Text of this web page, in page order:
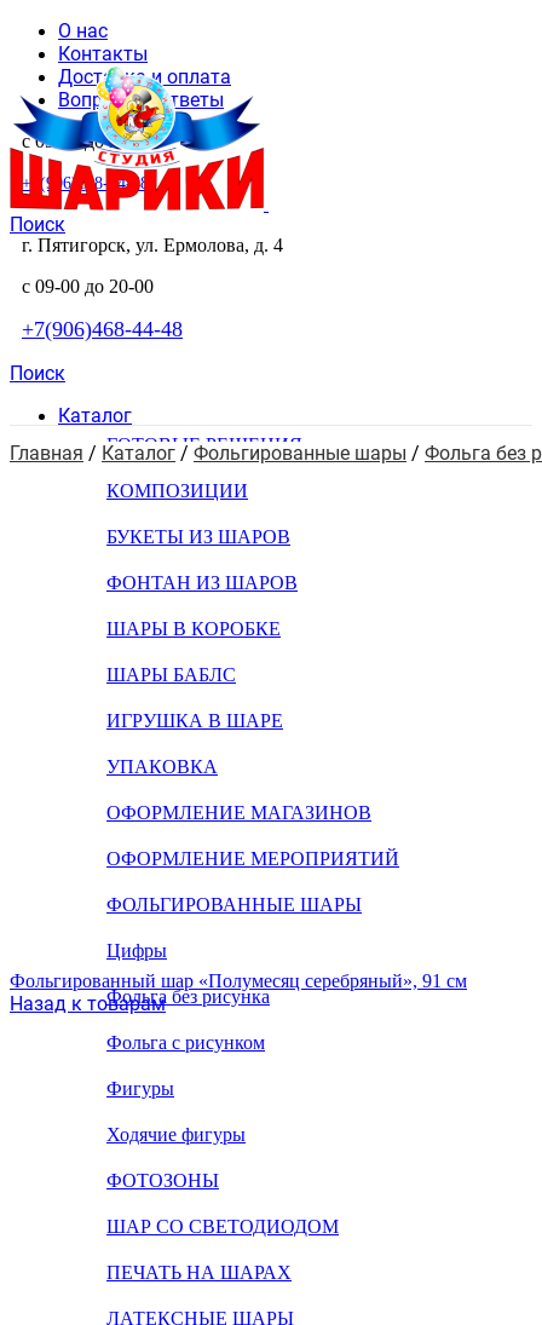
О нас
Контакты
Доставка и оплата
Вопросы и ответы
с 09-00 до 20-00
+7(906)468-44-48
Поиск
г. Пятигорск, ул. Ермолова, д. 4
с 09-00 до 20-00
+7(906)468-44-48
Поиск
Каталог
ГОТОВЫЕ РЕШЕНИЯ
КОМПОЗИЦИИ
БУКЕТЫ ИЗ ШАРОВ
ФОНТАН ИЗ ШАРОВ
ШАРЫ В КОРОБКЕ
ШАРЫ БАБЛС
ИГРУШКА В ШАРЕ
УПАКОВКА
ОФОРМЛЕНИЕ МАГАЗИНОВ
ОФОРМЛЕНИЕ МЕРОПРИЯТИЙ
ФОЛЬГИРОВАННЫЕ ШАРЫ
Цифры
Фольга без рисунка
Фольга с рисунком
Фигуры
Ходячие фигуры
ФОТОЗОНЫ
ШАР СО СВЕТОДИОДОМ
ПЕЧАТЬ НА ШАРАХ
ЛАТЕКСНЫЕ ШАРЫ
Главная / Каталог / Фольгированные шары / Фольга без
Фольгированный шар «Полумесяц серебряный», 91 см
Назад к товарам